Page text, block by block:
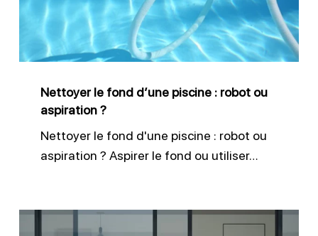
piscine
robot
aspiration
Nettoyer le fond d’une piscine : robot ou
aspiration ?
Nettoyer le fond d'une piscine : robot ou
aspiration ? Aspirer le fond ou utiliser…